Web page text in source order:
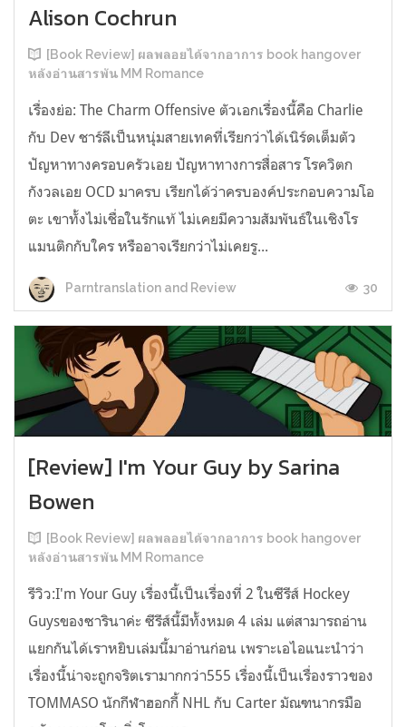
Alison Cochrun
[Book Review] ผลพลอยได้จากอาการ book hangover
หลังอ่านสารพัน MM Romance
เรื่องย่อ: The Charm Offensive ตัวเอกเรื่องนี้คือ Charlie
กับ Dev ชาร์ลีเป็นหนุ่มสายเทคที่เรียกว่าได้เนิร์ดเต็มตัว
ปัญหาทางครอบครัวเอย ปัญหาทางการสื่อสาร โรควิตก
กังวลเอย OCD มาครบ เรียกได้ว่าครบองค์ประกอบความโอ
ตะ เขาทั้งไม่เชื่อในรักแท้ ไม่เคยมีความสัมพันธ์ในเชิงโร
แมนติกกับใคร หรืออาจเรียกว่าไม่เคยรู...
Parntranslation and Review 30
[Review] I'm Your Guy by Sarina
Bowen
[Book Review] ผลพลอยได้จากอาการ book hangover
หลังอ่านสารพัน MM Romance
รีวิว:I'm Your Guy เรื่องนี้เป็นเรื่องที่ 2 ในซีรีส์ Hockey
Guysของซารินาค่ะ ซีรีส์นี้มีทั้งหมด 4 เล่ม แต่สามารถอ่าน
แยกกันได้เราหยิบเล่มนี้มาอ่านก่อน เพราะเอไอแนะนำว่า
เรื่องนี้น่าจะถูกจริตเรามากกว่า555 เรื่องนี้เป็นเรื่องราวของ
TOMMASO นักกีฬาฮอกกี้ NHL กับ Carter มัณฑนากรมือ